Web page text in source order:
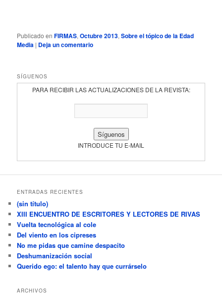
Publicado en FIRMAS,Octubre 2013,Sobre el tópico de la Edad
Media | Deja un comentario
SÍGUENOS
PARA RECIBIR LAS ACTUALIZACIONES DE LA REVISTA:
INTRODUCE TU E-MAIL
ENTRADAS RECIENTES
(sin título)
XIII ENCUENTRO DE ESCRITORES Y LECTORES DE RIVAS
Vuelta tecnológica al cole
Del viento en los cipreses
No me pidas que camine despacito
Deshumanización social
Querido ego: el talento hay que currárselo
ARCHIVOS